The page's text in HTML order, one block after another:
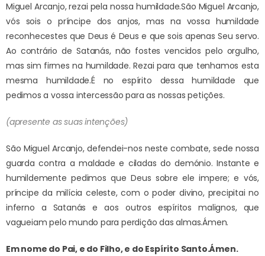
Miguel Arcanjo, rezai pela nossa humildade.São Miguel Arcanjo,
vós sois o príncipe dos anjos, mas na vossa humildade
reconhecestes que Deus é Deus e que sois apenas Seu servo.
Ao contrário de Satanás, não fostes vencidos pelo orgulho,
mas sim firmes na humildade. Rezai para que tenhamos esta
mesma humildade.É no espírito dessa humildade que
pedimos a vossa intercessão para as nossas petições.
(apresente as suas intenções)
São Miguel Arcanjo, defendei-nos neste combate, sede nossa
guarda contra a maldade e ciladas do demónio. Instante e
humildemente pedimos que Deus sobre ele impere; e vós,
príncipe da milícia celeste, com o poder divino, precipitai no
inferno a Satanás e aos outros espíritos malignos, que
vagueiam pelo mundo para perdição das almas.Ámen.
Em nome do Pai, e do Filho, e do Espírito Santo.Ámen.